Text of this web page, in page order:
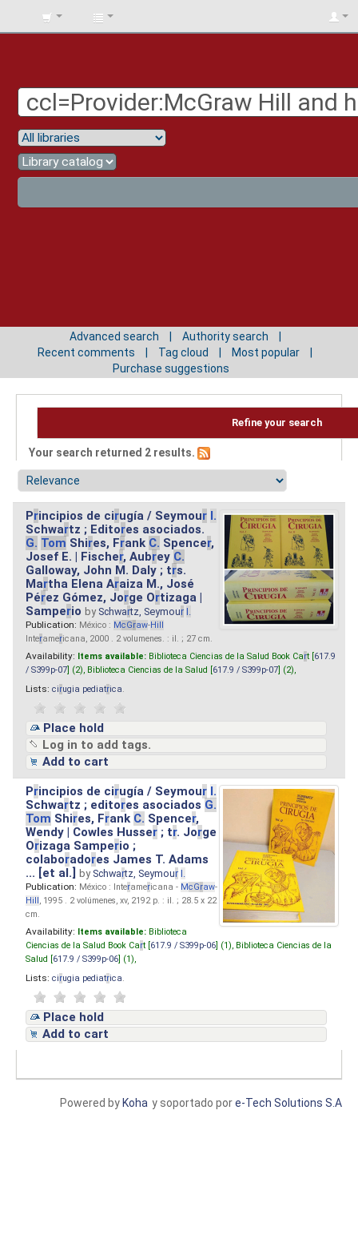
BIBLIOTECA
Advanced search
Authority search
Recent comments
Tag cloud
Most popular
Purchase suggestions
Refine your search
Your search returned 2 results.
Principios de cirugía / Seymour I.
Schwartz ; Editores asociados.
G. Tom Shires, Frank C. Spencer,
Josef E. | Fischer, Aubrey C.
Galloway, John M. Daly ; trs.
Martha Elena Araiza M., José
Pérez Gómez, Jorge Ortizaga |
Samperio by Schwartz, Seymour I.
Publication: México : McGraw-Hill
Interamericana, 2000 . 2 volumenes. : il. ; 27 cm.
Availability: Items available: Biblioteca Ciencias de la Salud Book Cart [ 617.9
/ S399p-07 ] (2), Biblioteca Ciencias de la Salud [ 617.9 / S399p-07 ] (2),
Lists: cirugia pediatrica
Place hold
Log in to add tags.
Add to cart
Principios de cirugía / Seymour I.
Schwartz ; editores asociados G.
Tom Shires, Frank C. Spencer,
Wendy | Cowles Husser ; tr. Jorge
Orizaga Samperio ;
colaboradores James T. Adams
... [et al.]by Schwartz, Seymour I.
Publication: México : Interamericana - McGraw-
Hill, 1995 . 2 volúmenes, xv, 2192 p. : il. ; 28.5 x 22
cm.
Availability: Items available: Biblioteca
Ciencias de la Salud Book Cart [ 617.9 / S399p-06 ] (1), Biblioteca Ciencias de la
Salud [ 617.9 / S399p-06 ] (1),
Lists: cirugia pediatrica
Place hold
Add to cart
y soportado pore-Tech Solutions S.A
Powered by Koha